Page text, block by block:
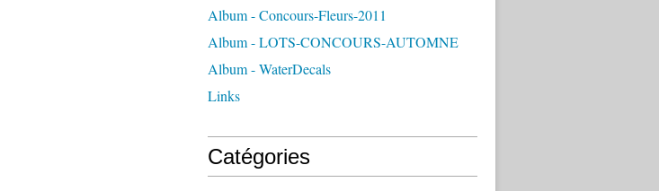
Album - Concours-Fleurs-2011
Album - LOTS-CONCOURS-AUTOMNE
Album - WaterDecals
Links
Catégories